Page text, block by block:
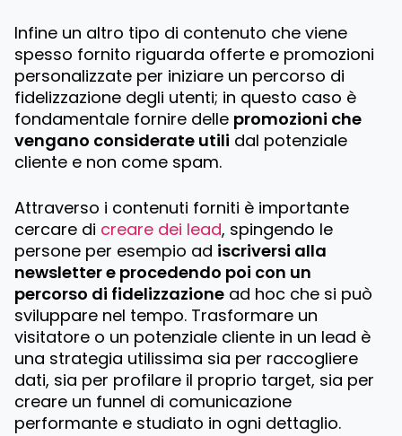
Infine un altro tipo di contenuto che viene
spesso fornito riguarda offerte e promozioni
personalizzate per iniziare un percorso di
fidelizzazione degli utenti; in questo caso è
fondamentale fornire delle promozioni che
vengano considerate utili dal potenziale
cliente e non come spam.
Attraverso i contenuti forniti è importante
cercare di creare dei lead, spingendo le
persone per esempio ad iscriversi alla
newsletter e procedendo poi con un
percorso di fidelizzazione ad hoc che si può
sviluppare nel tempo. Trasformare un
visitatore o un potenziale cliente in un lead è
una strategia utilissima sia per raccogliere
dati, sia per profilare il proprio target, sia per
creare un funnel di comunicazione
performante e studiato in ogni dettaglio.